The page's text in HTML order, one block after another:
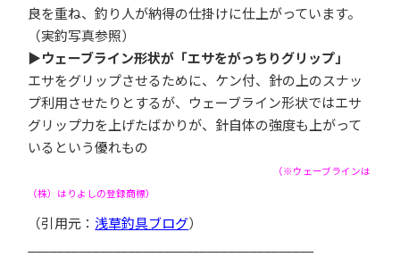
良を重ね、釣り人が納得の仕掛けに仕上がっています。
（実釣写真参照）
▶ウェーブライン形状が「エサをがっちりグリップ」
エサをグリップさせるために、ケン付、針の上のスナッ
プ利用させたりとするが、ウェーブライン形状ではエサ
グリップ力を上げたばかりが、針自体の強度も上がって
いるという優れもの
（※ウェーブラインは
（株）はりよしの登録商標）
（引用元： 浅草釣具ブログ）